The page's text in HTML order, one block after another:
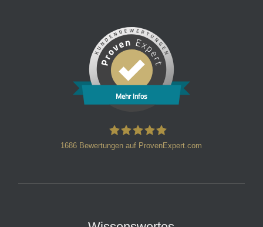
Mehr Infos
1686 Bewertungen auf ProvenExpert.com